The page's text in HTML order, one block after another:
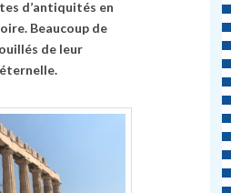
d’antiquités en
Beaucoup de
de leur